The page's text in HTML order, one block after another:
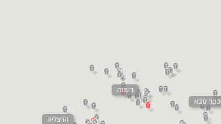
הרצליה
כפר סבא
רעננה